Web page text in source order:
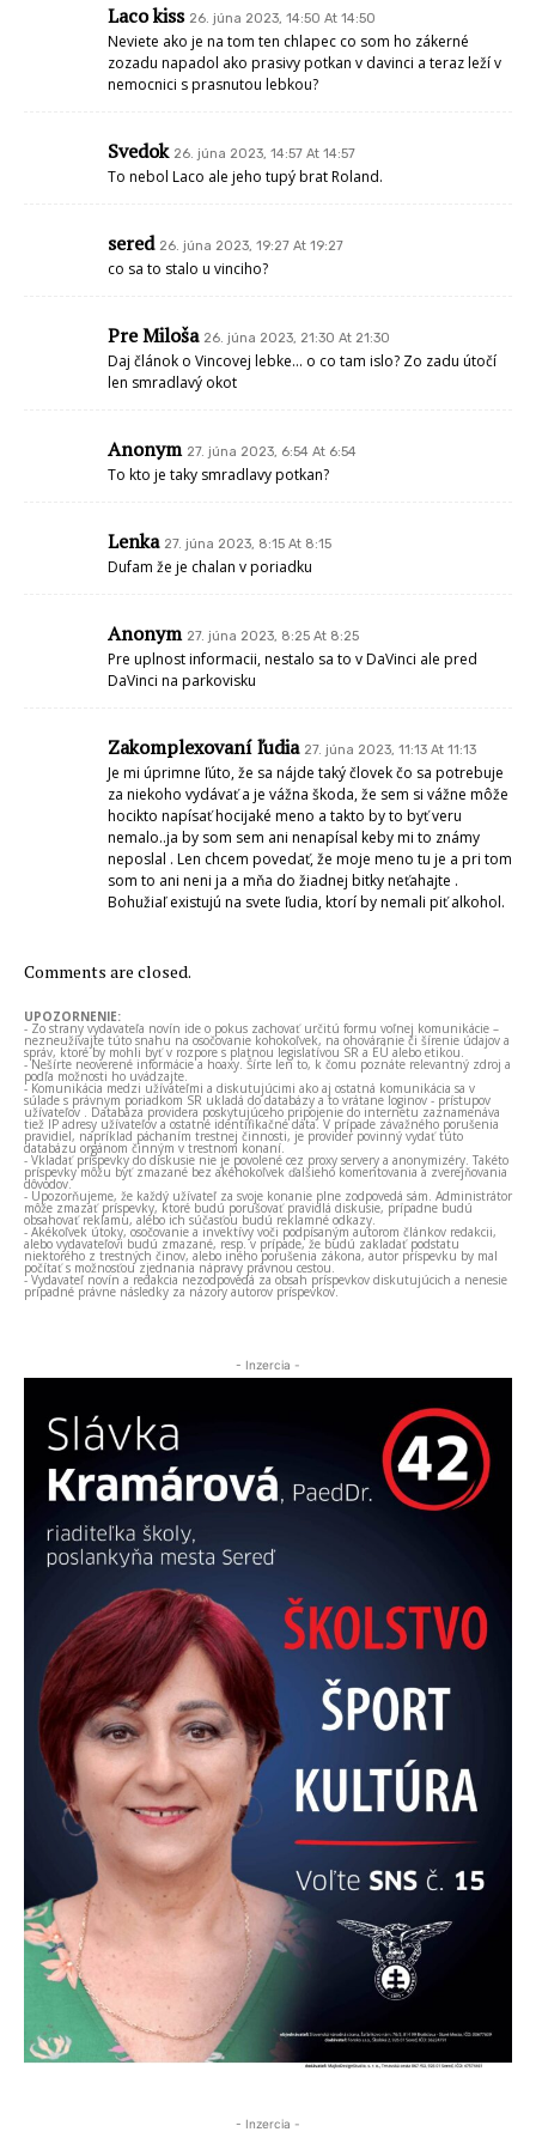
Laco kiss 26. júna 2023, 14:50 At 14:50
Neviete ako je na tom ten chlapec co som ho zákerné
zozadu napadol ako prasivy potkan v davinci a teraz leží v
nemocnici s prasnutou lebkou?
Svedok 26. júna 2023, 14:57 At 14:57
To nebol Laco ale jeho tupý brat Roland.
sered 26. júna 2023, 19:27 At 19:27
co sa to stalo u vinciho?
Pre Miloša 26. júna 2023, 21:30 At 21:30
Daj článok o Vincovej lebke… o co tam islo? Zo zadu útočí
len smradlavý okot
Anonym 27. júna 2023, 6:54 At 6:54
To kto je taky smradlavy potkan?
Lenka 27. júna 2023, 8:15 At 8:15
Dufam že je chalan v poriadku
Anonym 27. júna 2023, 8:25 At 8:25
Pre uplnost informacii, nestalo sa to v DaVinci ale pred
DaVinci na parkovisku
Zakomplexovaní ľudia 27. júna 2023, 11:13 At 11:13
Je mi úprimne ľúto, že sa nájde taký človek čo sa potrebuje
za niekoho vydávať a je vážna škoda, že sem si vážne môže
hocikto napísať hocijaké meno a takto by to byť veru
nemalo..ja by som sem ani nenapísal keby mi to známy
neposlal . Len chcem povedať, že moje meno tu je a pri tom
som to ani neni ja a mňa do žiadnej bitky neťahajte .
Bohužiaľ existujú na svete ľudia, ktorí by nemali piť alkohol.
Comments are closed.
UPOZORNENIE:
- Zo strany vydavateľa novín ide o pokus zachovať určitú formu voľnej komunikácie –
nezneužívajte túto snahu na osočovanie kohokoľvek, na ohováranie či šírenie údajov a
správ, ktoré by mohli byť v rozpore s platnou legislatívou SR a EÚ alebo etikou.
- Nešírte neoverené informácie a hoaxy. Šírte len to, k čomu poznáte relevantný zdroj a
podľa možnosti ho uvádzajte.
- Komunikácia medzi užívateľmi a diskutujúcimi ako aj ostatná komunikácia sa v
súlade s právnym poriadkom SR ukladá do databázy a to vrátane loginov - prístupov
užívateľov . Databáza providera poskytujúceho pripojenie do internetu zaznamenáva
tiež IP adresy užívateľov a ostatné identifikačné dáta. V prípade závažného porušenia
pravidiel, napríklad páchaním trestnej činnosti, je provider povinný vydať túto
databázu orgánom činným v trestnom konaní.
- Vkladať príspevky do diskusie nie je povolené cez proxy servery a anonymizéry. Takéto
príspevky môžu byť zmazané bez akéhokoľvek ďalšieho komentovania a zverejňovania
dôvodov.
- Upozorňujeme, že každý užívateľ za svoje konanie plne zodpovedá sám. Administrátor
môže zmazať príspevky, ktoré budú porušovať pravidlá diskusie, prípadne budú
obsahovať reklamu, alebo ich súčasťou budú reklamné odkazy.
- Akékoľvek útoky, osočovanie a invektívy voči podpísaným autorom článkov redakcii,
alebo vydavateľovi budú zmazané, resp. v prípade, že budú zakladať podstatu
niektorého z trestných činov, alebo iného porušenia zákona, autor príspevku by mal
počítať s možnosťou zjednania nápravy právnou cestou.
- Vydavateľ novín a redakcia nezodpovedá za obsah príspevkov diskutujúcich a nenesie
prípadné právne následky za názory autorov príspevkov.
- Inzercia -
- Inzercia -